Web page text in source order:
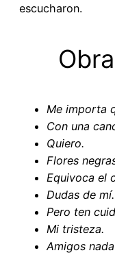
escucharon.
Me importa
Con una
Quiero.
Flores
Equivoca el
Dudas de mí.
Pero ten
Mi tristeza.
Amigos